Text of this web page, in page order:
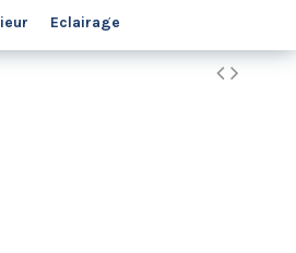
Eclairage